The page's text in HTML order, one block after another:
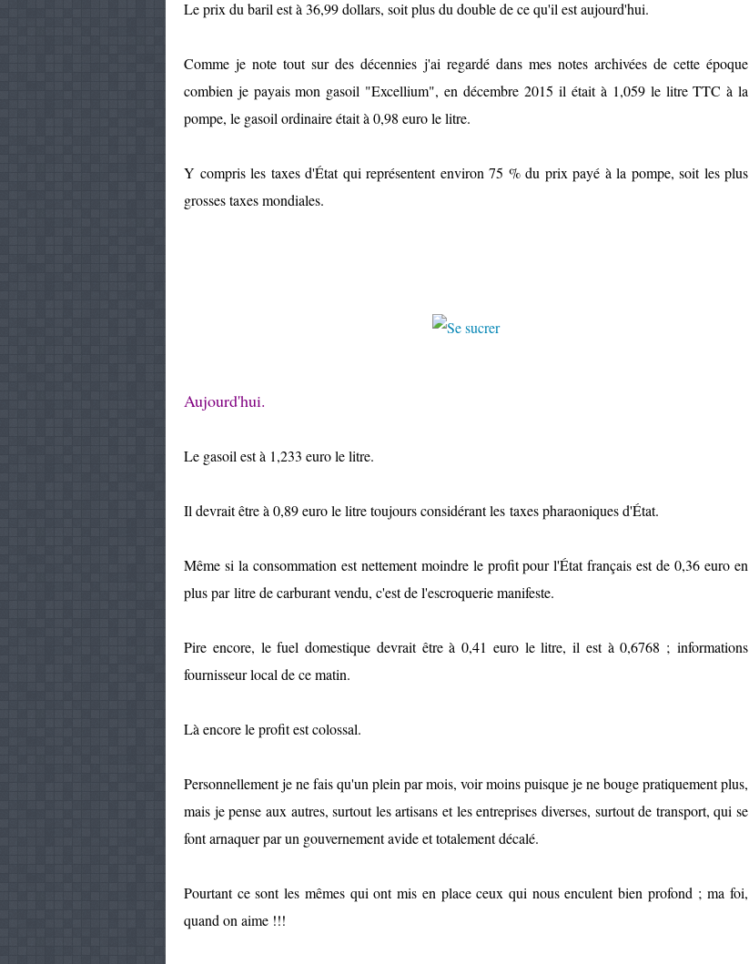
Le prix du baril est à 36,99 dollars, soit plus du double de ce qu'il est aujourd'hui.
Comme je note tout sur des décennies j'ai regardé dans mes notes archivées de cette époque
combien je payais mon gasoil "Excellium", en décembre 2015 il était à 1,059 le litre TTC à la
pompe, le gasoil ordinaire était à 0,98 euro le litre.
Y compris les taxes d'État qui représentent environ 75 % du prix payé à la pompe, soit les plus
grosses taxes mondiales.
Aujourd'hui.
Le gasoil est à 1,233 euro le litre.
Il devrait être à 0,89 euro le litre toujours considérant les taxes pharaoniques d'État.
Même si la consommation est nettement moindre le profit pour l'État français est de 0,36 euro en
plus par litre de carburant vendu, c'est de l'escroquerie manifeste.
Pire encore, le fuel domestique devrait être à 0,41 euro le litre, il est à 0,6768 ; informations
fournisseur local de ce matin.
Là encore le profit est colossal.
Personnellement je ne fais qu'un plein par mois, voir moins puisque je ne bouge pratiquement plus,
mais je pense aux autres, surtout les artisans et les entreprises diverses, surtout de transport, qui se
font arnaquer par un gouvernement avide et totalement décalé.
Pourtant ce sont les mêmes qui ont mis en place ceux qui nous enculent bien profond ; ma foi,
quand on aime !!!